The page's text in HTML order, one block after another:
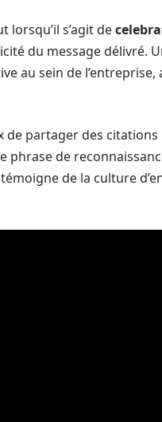
s’agit de
du message délivré.
au sein de
partager des
phrase de
de la culture